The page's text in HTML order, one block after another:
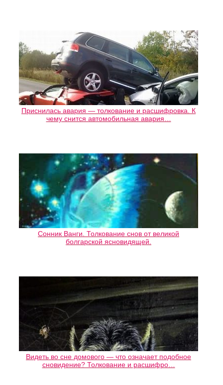
Приснилась авария — толкование и расшифровка. К
чему снится автомобильная авария…
Сонник Ванги. Толкование снов от великой
болгарской ясновидящей.
Видеть во сне домового — что означает подобное
сновидение? Толкование и расшифро…